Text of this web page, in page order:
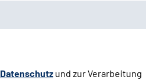
Datenschutz und zur Verarbeitung